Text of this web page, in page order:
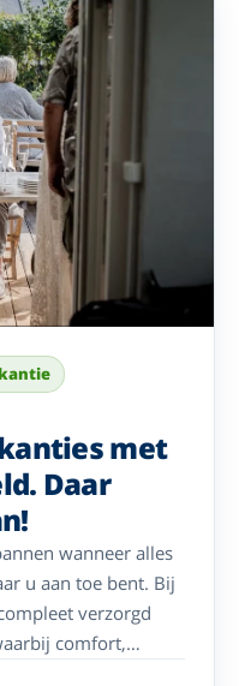
laat de reis aan
eerste moment
met
Daar
wanneer alles
u aan toe bent. Bij
verzorgd
comfort,